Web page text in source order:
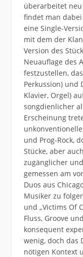
überarbeitet
findet man
eine Single-
mit dem der
Version des
Neuauflage des
festzustellen,
Perkussion) und
Klavier, Orgel)
songdienlicher
Erscheinung
und Prog-Rock,
Stücke, aber
zugänglicher
gemessen am
Duos aus
Musiker zu
und „Victims Of
Fluss, Groove
konsequent
wenig, doch das
nötigen Kontext